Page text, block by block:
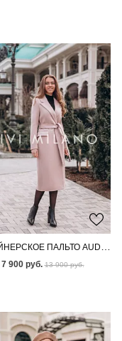
ДИЗАЙНЕРСКОЕ ПАЛЬТО AUDEN CREAM
7 900 руб. 13 900 руб.